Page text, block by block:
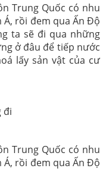
Trung Quốc có nhu
rồi đem qua Ấn Độ
ta sẽ đi qua những
ở đâu để tiếp nước
lấy sản vật của cư
đi
Trung Quốc có nhu
rồi đem qua Ấn Độ